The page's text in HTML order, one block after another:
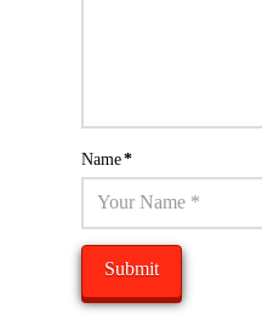
Name*